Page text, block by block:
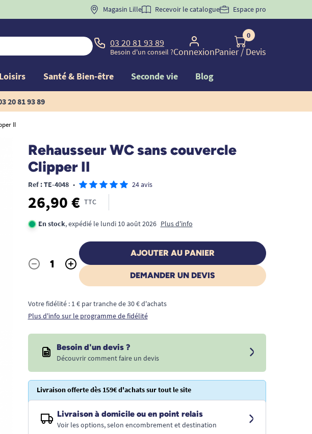
BIENVENUE" pourla 1ère commande d'incontinence
Magasin Lille Recevoir le catalogue Espace pro
03 20 81 93 89
Besoin d'un conseil ?Connexion
0
Panier/ Devis
Santé & Bien-être Seconde vie Blog
20 81 93 89
II
Rehausseur WC sans couvercle
Clipper II
Ref : TE-4048 • 24 avis
26,90 € TTC
En stock, expédié le lundi 10 août 2026 Plus d'info
Quantité
- +
AJOUTER AU PANIER
DEMANDER UN DEVIS
Votre fidélité : 1 € par tranche de 30 € d'achats
Plus d'info sur le programme de fidélité
Besoin d'un devis ?
Découvrir comment faire un devis
Livraison offerte dès 159€ d'achats sur tout le site
Livraison à domicile ou en point relais
Voir les options, selon encombrement et destination